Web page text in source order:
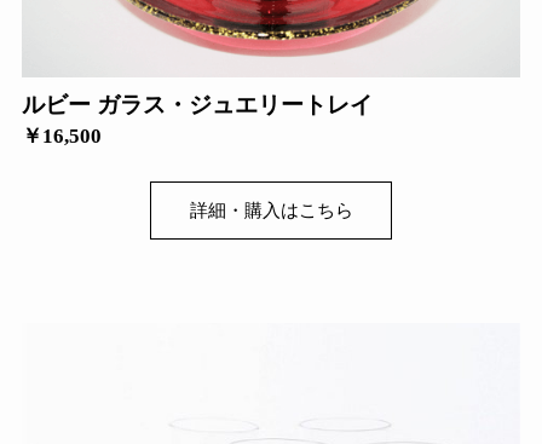
ルビー ガラス・ジュエリートレイ
￥16,500
詳細・購入はこちら